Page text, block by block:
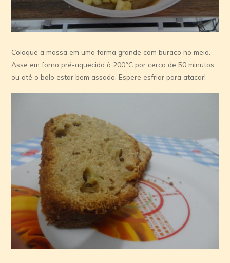
Coloque a massa em uma forma grande com buraco no meio.
Asse em forno pré-aquecido à 200ºC por cerca de 50 minutos
ou até o bolo estar bem assado. Espere esfriar para atacar!